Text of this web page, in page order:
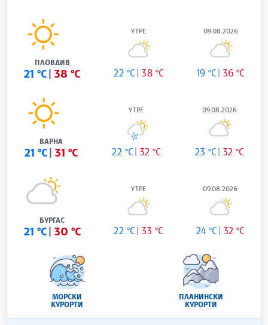
ПЛОВДИВ
21 °C 38 °C
УТРЕ
22 °C 38 °C
09.08.2026
19 °C 36 °C
ВАРНА
21 °C 31 °C
УТРЕ
22 °C 32 °C
09.08.2026
23 °C 32 °C
БУРГАС
21 °C 30 °C
УТРЕ
22 °C 33 °C
09.08.2026
24 °C 32 °C
МОРСКИ
КУРОРТИ
ПЛАНИНСКИ
КУРОРТИ